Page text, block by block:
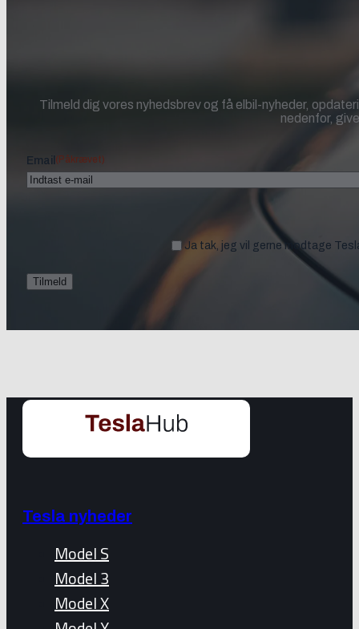
Tilmeld dig vores nyhedsbrev og få elbil-nyheder,
nedenfor,
Email (Påkrævet)
Ja tak, jeg vil gerne modtage
Tesla nyheder
Model S
Model 3
Model X